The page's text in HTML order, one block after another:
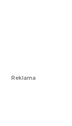
Reklama